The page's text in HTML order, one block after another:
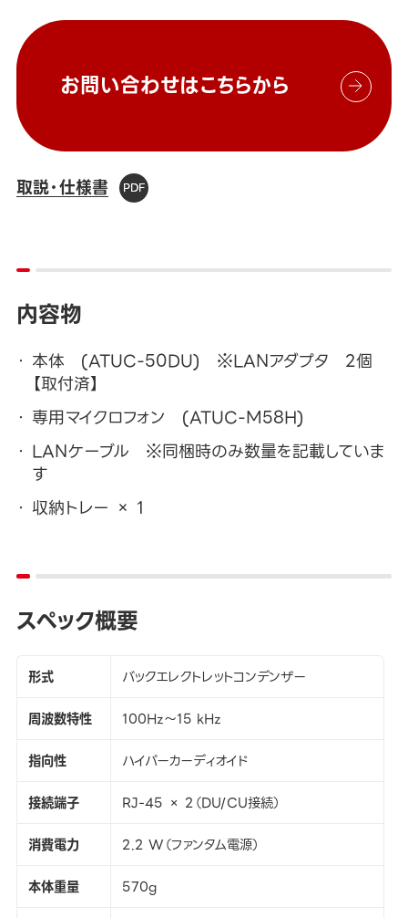
お問い合わせはこちらから
取説・仕様書
内容物
本体 (ATUC-50DU) ※LANアダプタ 2個
【取付済】
専用マイクロフォン (ATUC-M58H)
LANケーブル ※同梱時のみ数量を記載していま
す
収納トレー × 1
スペック概要
形式
バックエレクトレットコンデンザー
周波数特性
100Hz～15 kHz
指向性
ハイパーカーディオイド
接続端子
RJ-45 × 2（DU/CU接続）
消費電力
2.2 W（ファンタム電源）
本体重量
570g